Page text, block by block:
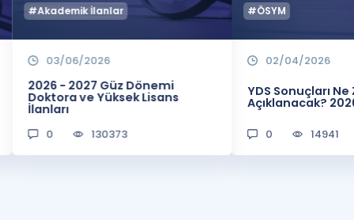
#Akademik İlanlar
03/06/2026
2026 - 2027 Güz Dönemi
Doktora ve Yüksek Lisans
İlanları
0 130373
#ÖSYM
02/04/2026
YDS Sonuçları
Açıklanacak?
0 14941